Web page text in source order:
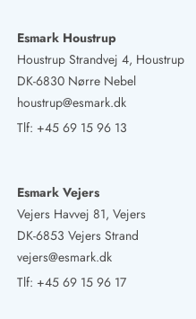
være spilleværelset
til de yngste. På
vi også rigtig boltre os.
5 ud af 5
5 out of 5
Billard/
upåklageligt...ikke
Esmark Houstrup
Houstrup Strandvej 4, Houstrup
DK-6830 Nørre Nebel
houstrup@esmark.dk
Tlf: +45 69 15 96 13
Esmark Vejers
Vejers Havvej 81, Vejers
DK-6853 Vejers Strand
vejers@esmark.dk
Tlf: +45 69 15 96 17